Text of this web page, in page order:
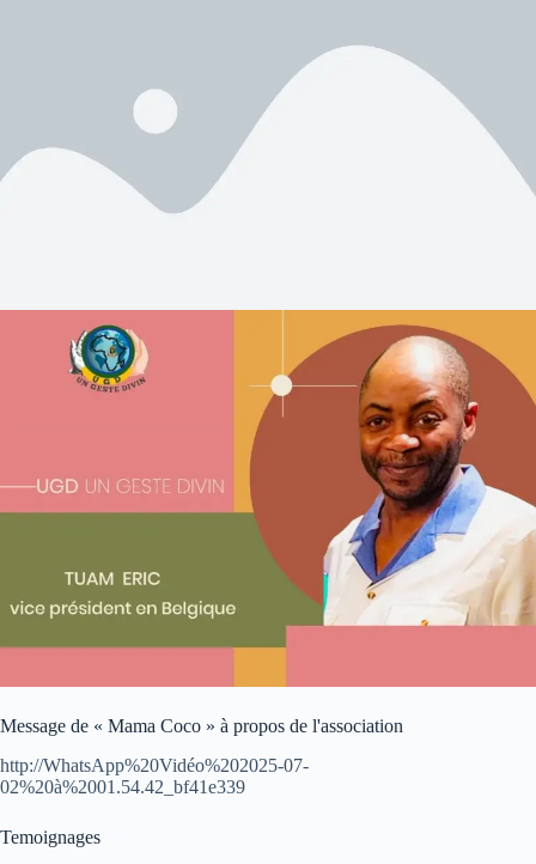
Message de « Mama Coco » à propos de l'association
http://WhatsApp%20Vidéo%202025-07-
02%20à%2001.54.42_bf41e339
Temoignages